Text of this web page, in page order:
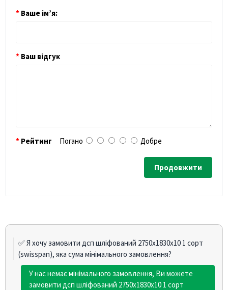
Ваше ім’я:
Ваш відгук
Рейтинг Погано Добре
Продовжити
✅ Я хочу замовити дсп шліфований 2750х1830х10 1 сорт
(swisspan), яка сума мінімального замовлення?
У нас немає мінімального замовлення, Ви можете
замовити дсп шліфований 2750х1830х10 1 сорт